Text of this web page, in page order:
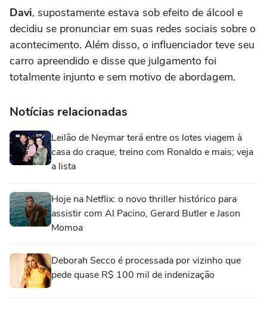
Davi, supostamente estava sob efeito de álcool e
decidiu se pronunciar em suas redes sociais sobre o
acontecimento. Além disso, o influenciador teve seu
carro apreendido e disse que julgamento foi
totalmente injunto e sem motivo de abordagem.
Notícias relacionadas
Leilão de Neymar terá entre os lotes viagem à
casa do craque, treino com Ronaldo e mais; veja
a lista
Hoje na Netflix: o novo thriller histórico para
assistir com Al Pacino, Gerard Butler e Jason
Momoa
Deborah Secco é processada por vizinho que
pede quase R$ 100 mil de indenização